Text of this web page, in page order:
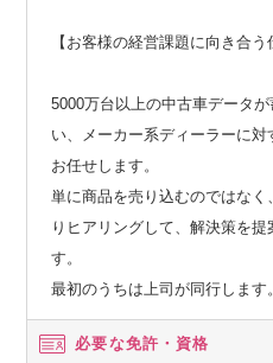
【お客様の経営課題に向き合う
5000万台以上の中古車データ
い、メーカー系ディーラーに
お任せします。
単に商品を売り込むのではな
りヒアリングして、解決策を
す。
最初のうちは上司が同行します。
必要な免許・資格